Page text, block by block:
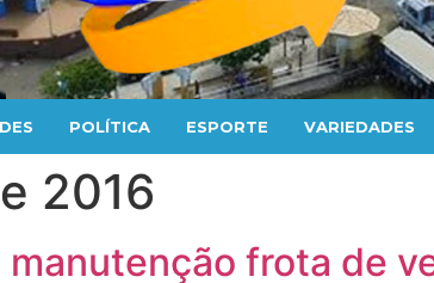
POLÍTICA ESPORTE VARIEDADES
2016
frota de